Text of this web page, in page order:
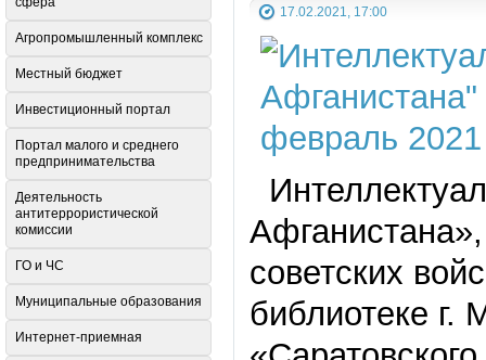
17.02.2021, 17:00
советских
библиотеке г.
Агропромышленный комплекс
Местный бюджет
Инвестиционный портал
Портал малого и среднего
предпринимательства
Деятельность
антитеррористической
комиссии
ГО и ЧС
Муниципальные образования
Интернет-приемная